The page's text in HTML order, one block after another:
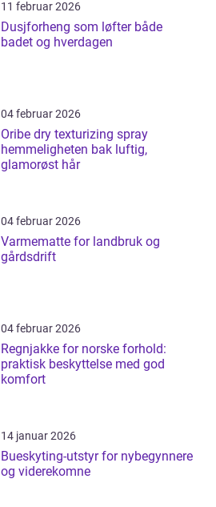
11 februar 2026
Dusjforheng som løfter både
badet og hverdagen
04 februar 2026
Oribe dry texturizing spray
hemmeligheten bak luftig,
glamorøst hår
04 februar 2026
Varmematte for landbruk og
gårdsdrift
04 februar 2026
Regnjakke for norske forhold:
praktisk beskyttelse med god
komfort
14 januar 2026
Bueskyting-utstyr for nybegynnere
og viderekomne